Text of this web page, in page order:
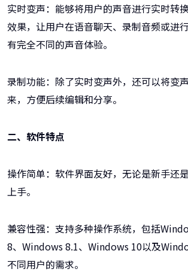
实时变声：能够将用户的声音进行实时转
效果，让用户在语音聊天、录制音频或进
有完全不同的声音体验。
录制功能：除了实时变声外，还可以将变
来，方便后续编辑和分享。
二、软件特点
操作简单：软件界面友好，无论是新手还
上手。
兼容性强：支持多种操作系统，包括
8、Windows 8.1、Windows 10以及
不同用户的需求。